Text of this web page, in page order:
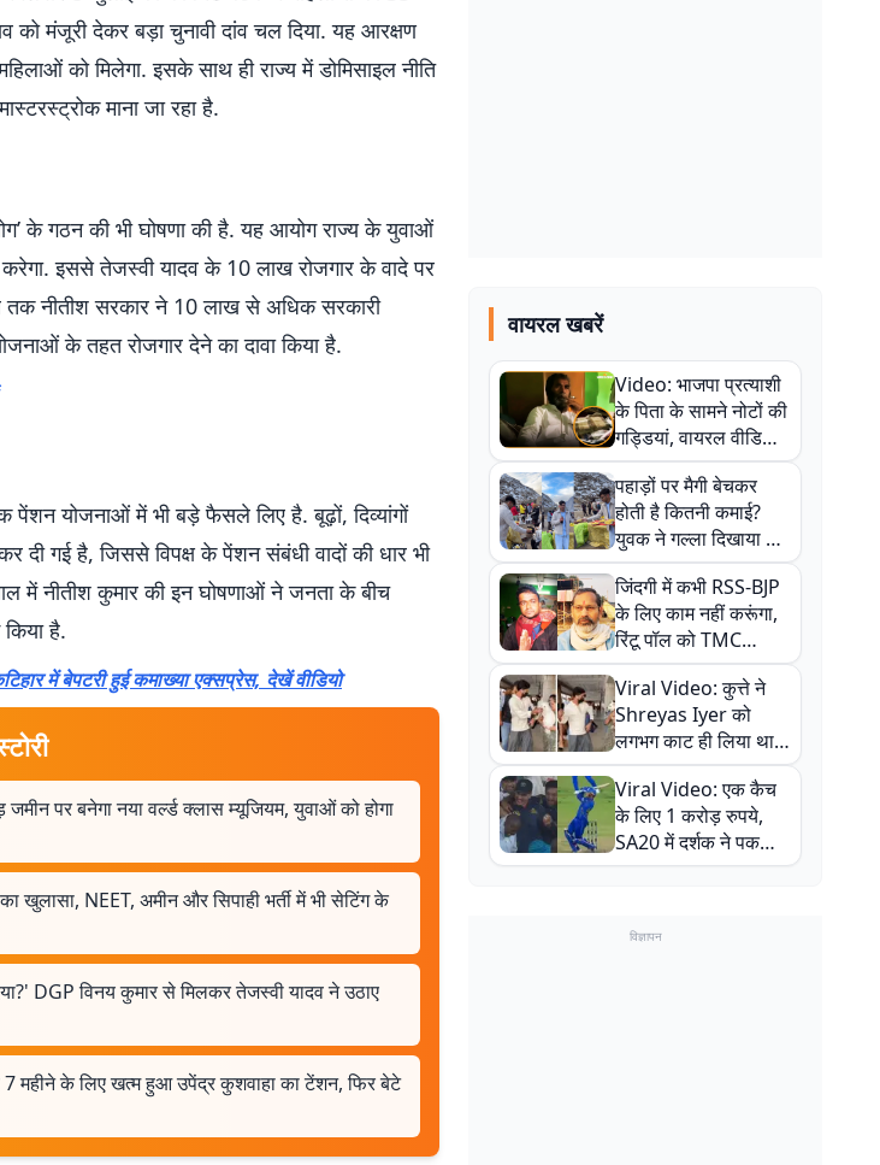
को मंजूरी देकर बड़ा चुनावी दांव चल दिया. यह आरक्षण
को मिलेगा. इसके साथ ही राज्य में डोमिसाइल नीति
माना जा रहा है.
के गठन की भी घोषणा की है. यह आयोग राज्य के युवाओं
करेगा. इससे तेजस्वी यादव के 10 लाख रोजगार के वादे पर
नीतीश सरकार ने 10 लाख से अधिक सरकारी
के तहत रोजगार देने का दावा किया है.
पेंशन योजनाओं में भी बड़े फैसले लिए है. बूढ़ों, दिव्यांगों
दी गई है, जिससे विपक्ष के पेंशन संबंधी वादों की धार भी
में नीतीश कुमार की इन घोषणाओं ने जनता के बीच
है.
में बेपटरी हुई कमाख्या एक्सप्रेस, देखें वीडियो
पर बनेगा नया वर्ल्ड क्लास म्यूजियम, युवाओं को होगा
खुलासा, NEET, अमीन और सिपाही भर्ती में भी सेटिंग के
DGP विनय कुमार से मिलकर तेजस्वी यादव ने उठाए
महीने के लिए खत्म हुआ उपेंद्र कुशवाहा का टेंशन, फिर बेटे
वायरल खबरें
Video: भाजपा प्रत्याशी
के पिता के सामने नोटों की
गड्डियां, वायरल वीडियो
से राजनीति में उबाल,
अजित महतो बोले- TMC
की गंदी चाल
पहाड़ों पर मैगी बेचकर
होती है कितनी कमाई?
युवक ने गल्ला दिखाया तो
नौकरी वालों के खड़े हो गए
कान
जिंदगी में कभी RSS-BJP
के लिए काम नहीं करूंगा,
रिंटू पॉल को TMC
ऑफिस में ले जाकर पीटा,
Video वायरल
Viral Video: कुत्ते ने
Shreyas Iyer को
लगभग काट ही लिया था,
न्यूजीलैंड सीरीज से पहले
बाल-बाल बचे
Viral Video: एक कैच
के लिए 1 करोड़ रुपये,
SA20 में दर्शक ने पकड़ा
एक हाथ से गजब का कैच
विज्ञापन